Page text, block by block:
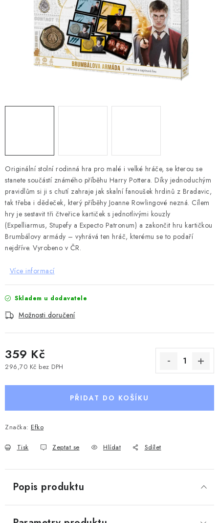
ZÁJMOVÉ ORGANIZACE
ZÁKLADNÍ A MATEŘSKÉ ŠKOLY, STŘEDNÍ ŠKOLY A
JINÁ VZDĚLÁVACÍ ZAŘÍZENÍ
Doprava a platba
Kde koupit hry Bohemian Games
Zákaznická podpora
Provizní systém
Originální stolní rodinná hra pro malé i velké hráče, se kterou se
stanete součástí známého příběhu Harry Pottera. Díky jednoduchým
pravidlům si ji s chutí zahraje jak skalní fanoušek hrdinů z Bradavic,
tak třeba i dědeček, který příběhy Joanne Rowlingové nezná. Cílem
hry je sestavit tři čtveřice kartiček s jednotlivými kouzly
(Expelliarmus, Stupefy a Expecto Patronum) a zakončit hru kartičkou
Brumbálovy armády – vyhrává ten hráč, kterému se to podaří
nejdříve. Vyrobeno v ČR.
Více informací
Skladem u dodavatele
Možnosti doručení
359 Kč
296,70 Kč bez DPH
PŘIDAT DO KOŠÍKU
Značka: Efko
Tisk Zeptat se Hlídat Sdílet
Popis produktu